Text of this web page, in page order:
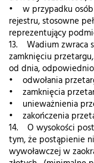
• w przypadku osób
rejestru, stosowne
reprezentujący
13. Wadium zwraca
zamknięciu
od dnia,
• odwołania
• zamknięcia
• unieważnienia
• zakończenia
14. O wysokości
tym, że postąpienie
wywoławczej w